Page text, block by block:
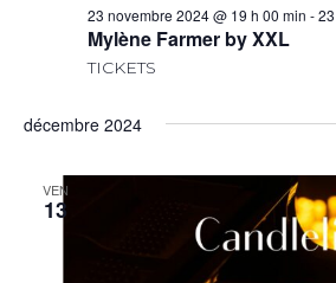
23 novembre 2024 @ 19 h 00 min -
Mylène Farmer by XXL
TICKETS
décembre 2024
VEN
13